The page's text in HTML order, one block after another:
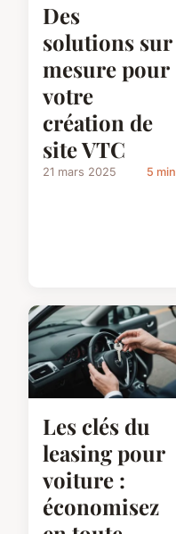
Des
solutions sur
mesure pour
votre
création de
site VTC
21 mars 2025 5 min
Les clés du
leasing pour
voiture :
économisez